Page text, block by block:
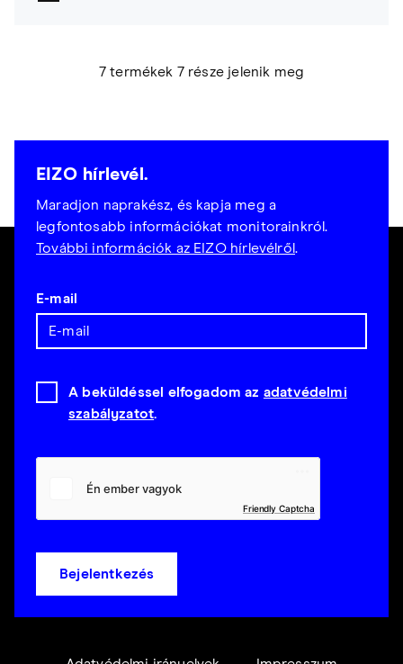
7 termékek 7 része jelenik meg
EIZO hírlevél.
Maradjon naprakész, és kapja meg a
legfontosabb információkat monitorainkról.
További információk az EIZO hírlevélről.
E-mail
A beküldéssel elfogadom az adatvédelmi
szabályzatot.
Friendly Captcha
Bejelentkezés